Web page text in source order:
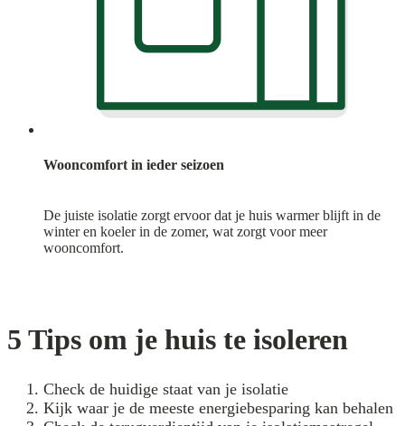
Wooncomfort in ieder seizoen
De juiste isolatie zorgt ervoor dat je huis warmer blijft in de
winter en koeler in de zomer, wat zorgt voor meer
wooncomfort.
5 Tips om je huis te isoleren
Check de huidige staat van je isolatie
Kijk waar je de meeste energiebesparing kan behalen